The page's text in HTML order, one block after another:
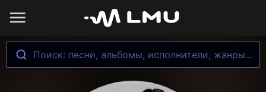
Поиск: песни, альбомы, исполнители, жанры...